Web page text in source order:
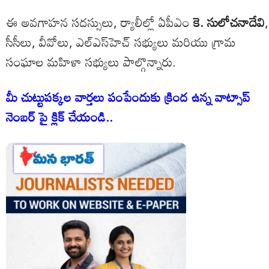
ఈ అవగాహన సదస్సులు, ర్యాలీల్లో ఏపీఎంకె. సులోచనాదేవి,
సీసీలు, వీవోలు, ఎల్‌ఎస్‌హెచ్ సభ్యులు మరియు గ్రామ
సంఘాల మహిళా సభ్యులు పాల్గొన్నారు.
మీ చుట్టుపక్కల వార్తలు పంపేందుకు క్రింద ఉన్న వాట్సాప్
నెంబర్ పై క్లిక్ చేయండి..